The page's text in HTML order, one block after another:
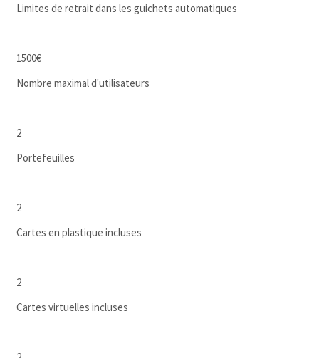
Limites de retrait dans les guichets automatiques
1500€
Nombre maximal d'utilisateurs
2
Portefeuilles
2
Cartes en plastique incluses
2
Cartes virtuelles incluses